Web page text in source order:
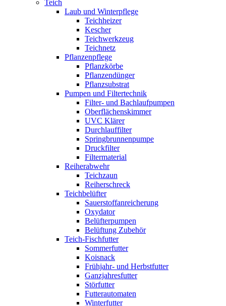
Teich
Laub und Winterpflege
Teichheizer
Kescher
Teichwerkzeug
Teichnetz
Pflanzenpflege
Pflanzkörbe
Pflanzendünger
Pflanzsubstrat
Pumpen und Filtertechnik
Filter- und Bachlaufpumpen
Oberflächenskimmer
UVC Klärer
Durchlauffilter
Springbrunnenpumpe
Druckfilter
Filtermaterial
Reiherabwehr
Teichzaun
Reiherschreck
Teichbelüfter
Sauerstoffanreicherung
Oxydator
Belüfterpumpen
Belüftung Zubehör
Teich-Fischfutter
Sommerfutter
Koisnack
Frühjahr- und Herbstfutter
Ganzjahresfutter
Störfutter
Futterautomaten
Winterfutter